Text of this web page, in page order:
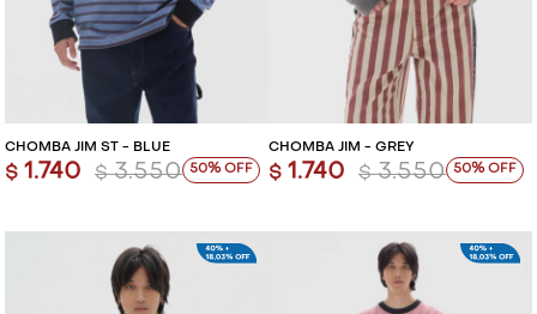
CHOMBA JIM ST - BLUE
$ 1.740 $ 3.550 50
CHOMBA JIM - GREY
$ 1.740 $ 3.550 50